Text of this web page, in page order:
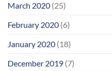
March 2020 (25)
February 2020 (6)
January 2020 (18)
December 2019 (7)